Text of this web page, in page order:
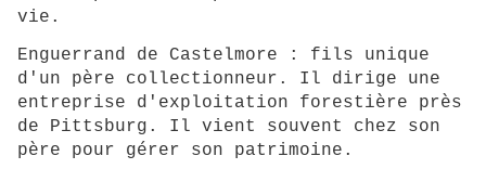
vie.
Enguerrand de Castelmore : fils unique
d'un père collectionneur. Il dirige une
entreprise d'exploitation forestière près
de Pittsburg. Il vient souvent chez son
père pour gérer son patrimoine.